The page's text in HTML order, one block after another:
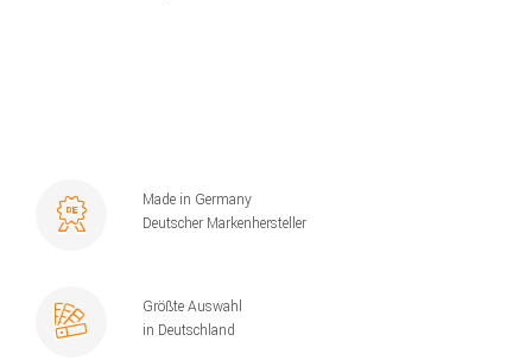
Made in Germany
Deutscher Markenhersteller
Größte Auswahl
in Deutschland